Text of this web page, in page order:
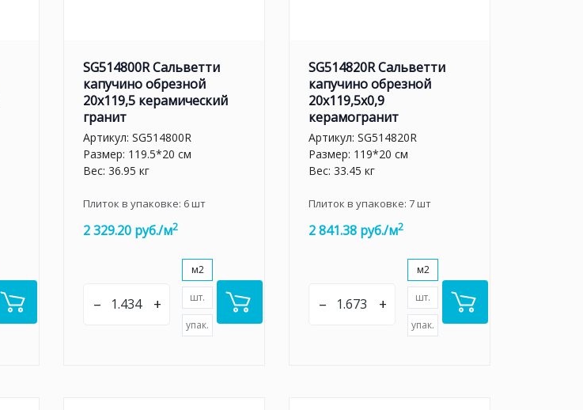
SG514800R Сальветти
капучино обрезной
20x119,5 керамический
гранит
Артикул: SG514800R
Размер: 119.5*20 см
Вес: 36.95 кг
Плиток в упаковке: 6шт
2 329.20 руб./м2
– +
м2
шт.
упак.
SG514820R Сальветти
капучино обрезной
20x119,5x0,9
керамогранит
Артикул: SG514820R
Размер: 119*20 см
Вес: 33.45 кг
Плиток в упаковке: 7шт
2 841.38 руб./м2
– +
м2
шт.
упак.